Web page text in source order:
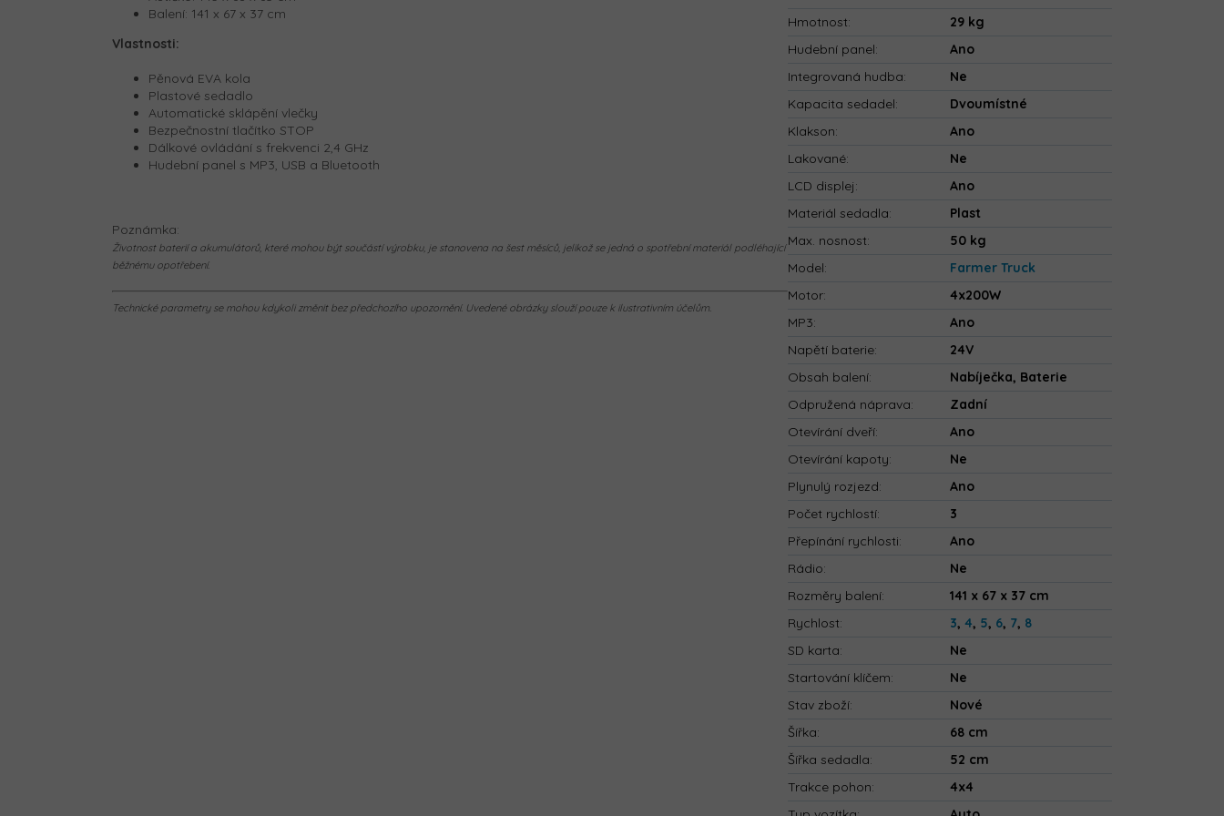
Balení: 141 x 67 x 37 cm
Vlastnosti:
Pěnová EVA kola
Plastové sedadlo
Automatické sklápění vlečky
Bezpečnostní tlačítko STOP
Dálkové ovládání s frekvenci 2,4 GHz
Hudební panel s MP3, USB a Bluetooth
Poznámka:
Životnost baterií a akumulátorů, které mohou být součástí výrobku, je stanovena na šest měsíců, jelikož se jedná o spotřební materiál podléhající
běžnému opotřebení.
Technické parametry se mohou kdykoli změnit bez předchozího upozornění. Uvedené obrázky slouží pouze k ilustrativním účelům.
Hmotnost:
29 kg
Hudební panel:
Ano
Integrovaná hudba:
Ne
Kapacita sedadel:
Dvoumístné
Klakson:
Ano
Lakované:
Ne
LCD displej:
Ano
Materiál sedadla:
Plast
Max. nosnost:
50 kg
Model:
Farmer Truck
Motor:
4x200W
MP3:
Ano
Napětí baterie:
24V
Obsah balení:
Nabíječka, Baterie
Odpružená náprava:
Zadní
Otevírání dveří:
Ano
Otevírání kapoty:
Ne
Plynulý rozjezd:
Ano
Počet rychlostí:
3
Přepínání rychlosti:
Ano
Rádio:
Ne
Rozměry balení:
141 x 67 x 37 cm
Rychlost: 3,4, 5, 6, 7, 8
SD karta:
Ne
Startování klíčem:
Ne
Stav zboží:
Nové
Šířka:
68 cm
Šířka sedadla:
52 cm
Trakce pohon:
4x4